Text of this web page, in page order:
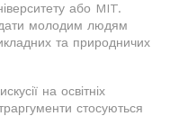
або MIT.
молодим людям
та природничих
на освітніх
стосуються